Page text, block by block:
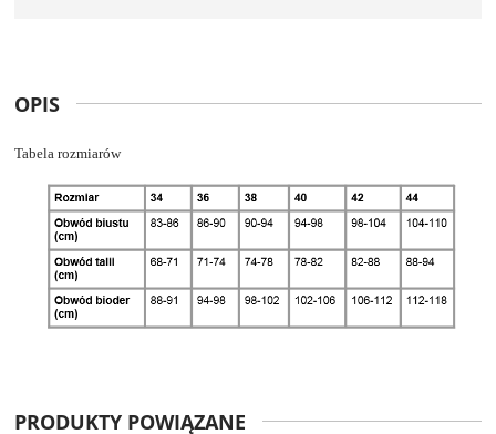
OPIS
Tabela rozmiarów
PRODUKTY POWIĄZANE